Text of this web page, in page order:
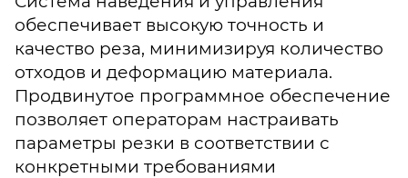
обеспечивает высокую точность и
качество реза, минимизируя количество
отходов и деформацию материала.
Продвинутое программное обеспечение
позволяет операторам настраивать
параметры резки в соответствии с
конкретными требованиями